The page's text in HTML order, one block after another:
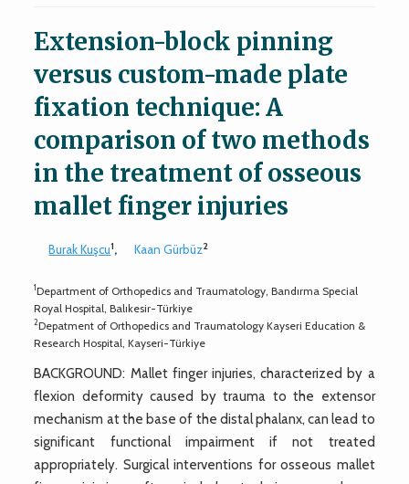
Extension-block pinning
versus custom-made plate
fixation technique: A
comparison of two methods
in the treatment of osseous
mallet finger injuries
Burak Kuşcu1, Kaan Gürbüz2
1Department of Orthopedics and Traumatology, Bandırma Special
Royal Hospital, Balıkesir-Türkiye
2Depatment of Orthopedics and Traumatology Kayseri Education &
Research Hospital, Kayseri-Türkiye
BACKGROUND: Mallet finger injuries, characterized by a
flexion deformity caused by trauma to the extensor
mechanism at the base of the distal phalanx, can lead to
significant functional impairment if not treated
appropriately. Surgical interventions for osseous mallet